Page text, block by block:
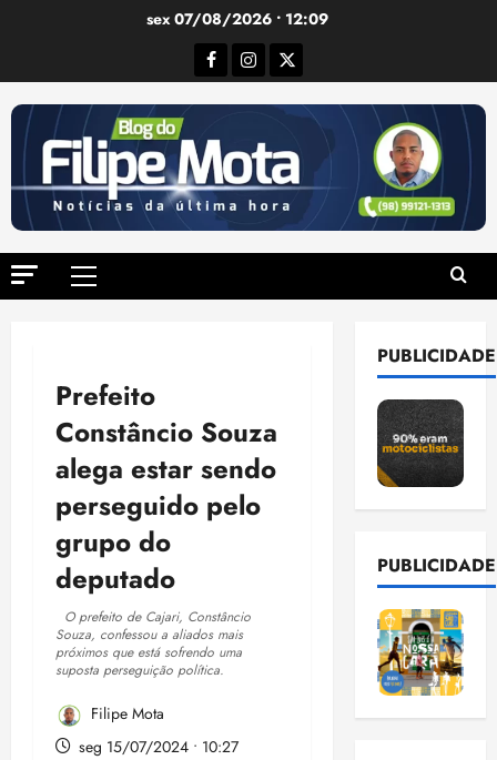
sex 07/08/2026 • 12:09
Facebook
Instagram
Twitter
Menu
Prefeito
Constâncio Souza
alega estar sendo
perseguido pelo
grupo do
deputado
O prefeito de Cajari, Constâncio
Souza, confessou a aliados mais
próximos que está sofrendo uma
suposta perseguição política.
Filipe Mota
seg 15/07/2024 • 10:27
PUBLICIDADE
PUBLICIDADE